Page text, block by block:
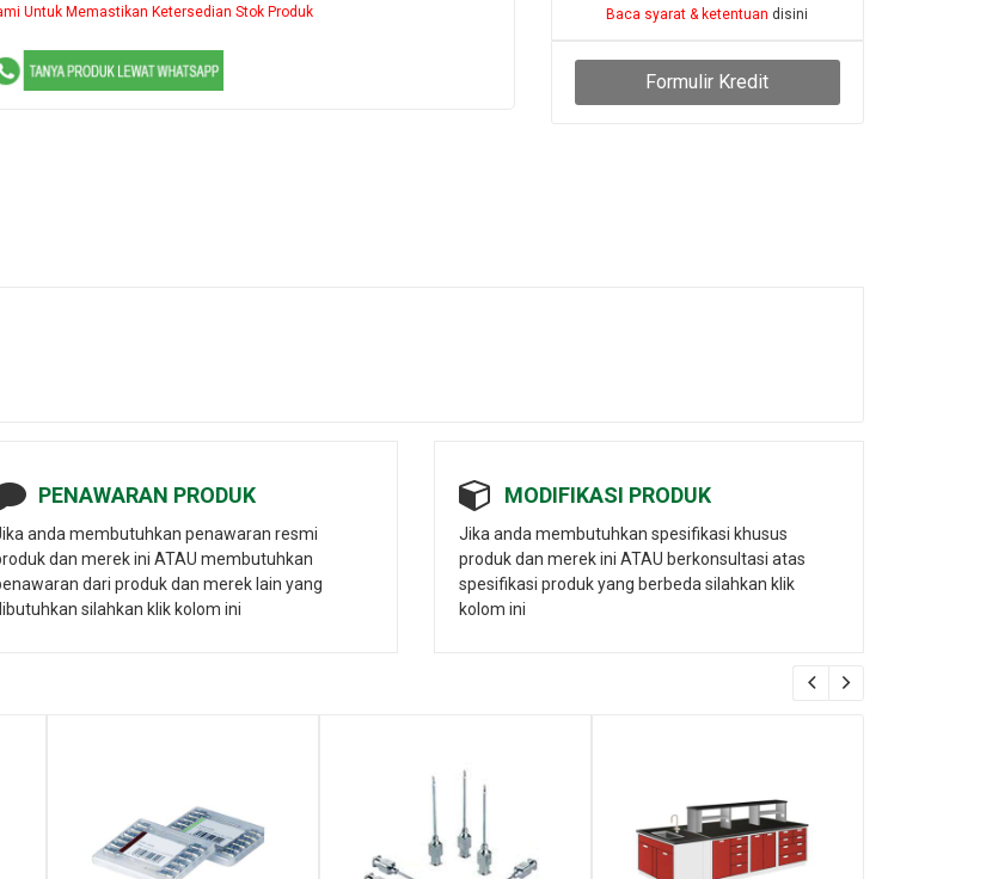
Untuk Memastikan Ketersedian Stok Produk
Baca syarat & ketentuan disini
Formulir Kredit
PENAWARAN PRODUK
anda membutuhkan penawaran resmi
dan merek ini ATAU membutuhkan
dari produk dan merek lain yang
silahkan klik kolom ini
MODIFIKASI PRODUK
Jika anda membutuhkan spesifikasi khusus
produk dan merek ini ATAU berkonsultasi atas
spesifikasi produk yang berbeda silahkan klik
kolom ini